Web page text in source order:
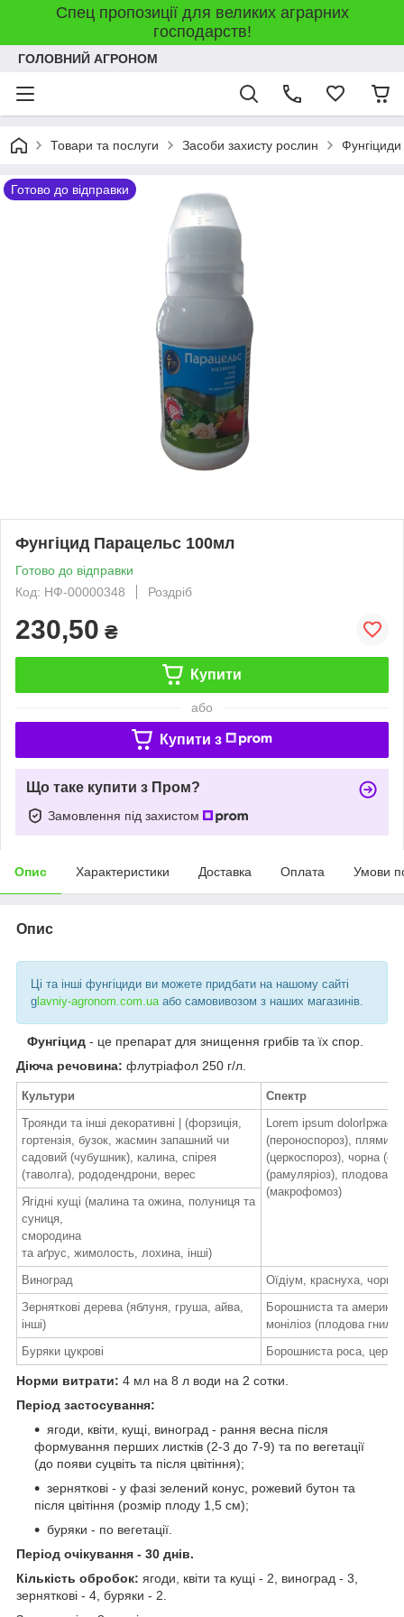
Спец пропозиції для великих аграрних
господарств!
ГОЛОВНИЙ АГРОНОМ
Товари та послуги Засоби захисту рослин Фунгіциди
Готово до відправки
Фунгіцид Парацельс 100мл
Готово до відправки
Код: НФ-00000348
Роздріб
230,50 ₴
Купити
або
Купити з
Що таке купити з Пром?
Замовлення під захистом
Опис Характеристики Доставка Оплата Умови
Опис
Ці та інші фунгіциди ви можете придбати на нашому сайті
g lavniy-agronom.com.ua або самовивозом з наших магазинів.
Фунгіцид - це препарат для знищення грибів та їх спор.
Діюча речовина: флутріафол 250 г/л.
Культури
Спектр
Троянди та інші декоративні | (форзиція,
гортензія, бузок, жасмин запашний чи
садовий (чубушник), калина, спірея
(таволга), рододендрони, верес
Lorem ipsum
(пероноспороз),
(церкоспороз), чорна
(рамуляріоз), плодова
(макрофомоз)
Ягідні кущі (малина та ожина, полуниця та
суниця,
смородина
та аґрус, жимолость, лохина, інші)
Виноград
Оїдіум, краснуха, чорна
Зерняткові дерева (яблуня, груша, айва,
інші)
Борошниста та
моніліоз (плодова
Буряки цукрові
Борошниста роса,
Норми витрати: 4 мл на 8 л води на 2 сотки.
Період застосування:
ягоди, квіти, кущі, виноград - рання весна після
формування перших листків (2-3 до 7-9) та по вегетації
(до появи суцвіть та після цвітіння);
зерняткові - у фазі зелений конус, рожевий бутон та
після цвітіння (розмір плоду 1,5 см);
буряки - по вегетації.
Період очікування - 30 днів.
Кількість обробок: ягоди, квіти та кущі - 2, виноград - 3,
зерняткові - 4, буряки - 2.